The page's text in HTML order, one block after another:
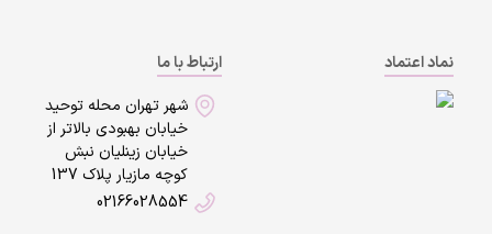
نماد اعتماد
ارتباط با ما
شهر تهران محله توحید
خیابان بهبودی بالاتر از
خیابان زینلیان نبش
کوچه مازیار پلاک 137
02166028554